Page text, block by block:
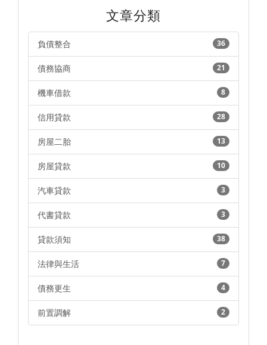
文章分類
36
負債整合
21
債務協商
8
機車借款
28
信用貸款
13
房屋二胎
10
房屋貸款
3
汽車貸款
3
代書貸款
38
貸款須知
7
法律與生活
4
債務更生
2
前置調解